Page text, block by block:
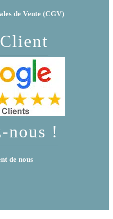
de Vente (CGV)
nous !
de nous